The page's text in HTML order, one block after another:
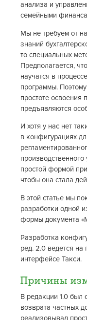
анализа и
семейными
Мы не требуем от
знаний
то специальных
Предполагается,
научатся в
программы.
простоте освоения
предъявляются
И хотя у нас нет
в конфигурациях
производственного
простой формой
чтобы она стала
В этой статье мы
разработки одной
формы документа
Разработка
ред. 2.0 ведется
интерфейсе Такси.
Причины
В редакции 1.0 был
возврата частных
реализовывал